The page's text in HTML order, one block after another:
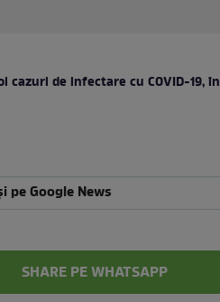
de infectare cu COVID-19, în
pe Google News
SHARE PE WHATSAPP